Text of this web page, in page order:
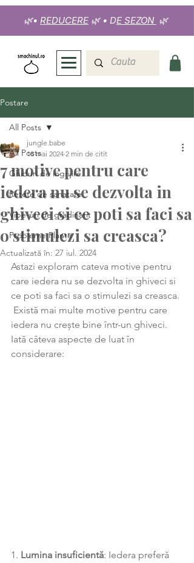
🌿• REDUCERE 🌿 • DE SEZON 🌿
Postare
All Posts
Ghiduri de ingrijire
Retete de sanatate
Vibe-uri de gradinarit
Probleme Plante
All Posts
7 motive pentru care
iedera nu se dezvolta in
ghiveci si ce poti sa faci sa
o stimulezi sa creasca?
jungle.babe
18 mai 2024 2 min de citit
Actualizată în: 27 iul. 2024
Astazi exploram cateva motive pentru
care iedera nu se dezvolta in ghiveci si
ce poti sa faci sa o stimulezi sa creasca.
Există mai multe motive pentru care
iedera nu crește bine într-un ghiveci.
Iată câteva aspecte de luat în
considerare:
1. Lumina insuficientă: Iedera preferă